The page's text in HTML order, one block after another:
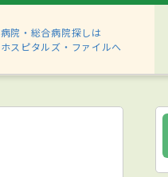
病院・総合病院探しは
ホスピタルズ・ファイルへ